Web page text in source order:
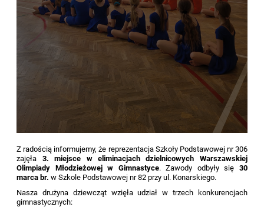
Z radością informujemy, że reprezentacja Szkoły Podstawowej nr 306
zajęła 3. miejsce w eliminacjach dzielnicowych Warszawskiej
Olimpiady Młodzieżowej w Gimnastyce. Zawody odbyły się 30
marca br. w Szkole Podstawowej nr 82 przy ul. Konarskiego.
Nasza drużyna dziewcząt wzięła udział w trzech konkurencjach
gimnastycznych: